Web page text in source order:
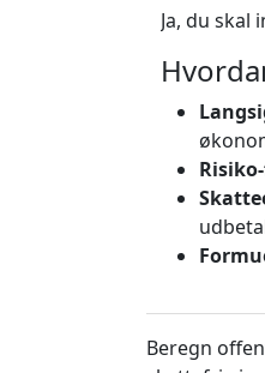
Ja, du
Beregn